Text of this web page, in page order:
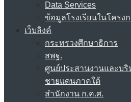
Data Services
ข้อมูลโรงเรียนในโครง
เว็บลิงค์
กระทรวงศึกษาธิการ
สพฐ.
ศูนย์ประสานงานและบ
ชายแดนภาคใต้
สำนักงาน ก.ค.ศ.